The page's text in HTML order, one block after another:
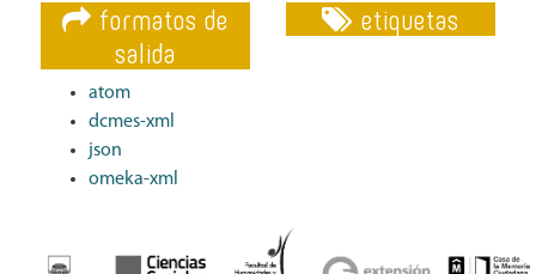
formatos de
salida
atom
dcmes-xml
json
omeka-xml
etiquetas